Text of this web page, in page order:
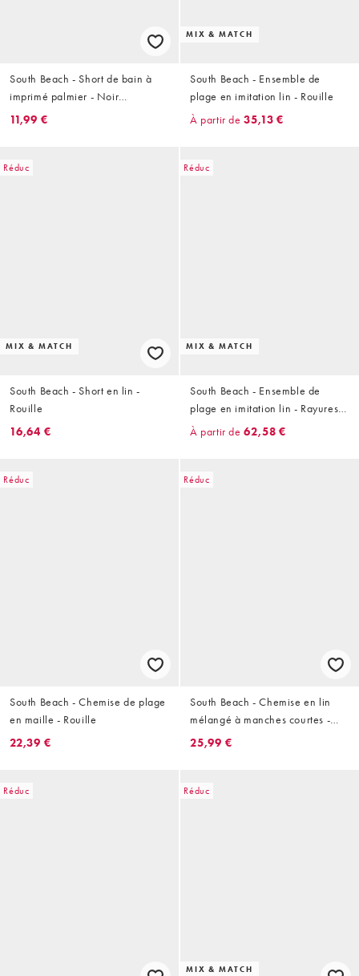
South Beach - Short de bain à
imprimé palmier - Noir
multicolore
11,99 €
MIX & MATCH
South Beach - Ensemble de
plage en imitation lin - Rouille
À partir de 35,13 €
Réduc
MIX & MATCH
South Beach - Short en lin -
Rouille
16,64 €
Réduc
MIX & MATCH
South Beach - Ensemble de
plage en imitation lin - Rayures
kaki
À partir de 62,58 €
Réduc
South Beach - Chemise de plage
en maille - Rouille
22,39 €
Réduc
South Beach - Chemise en lin
mélangé à manches courtes -
Rouille
25,99 €
Réduc Réduc
MIX & MATCH